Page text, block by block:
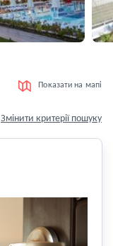
Показати на мапі
Змінити критерії пошуку